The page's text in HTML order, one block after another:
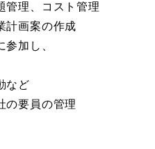
管理、コスト管理
計画案の作成
参加し、
など
の要員の管理